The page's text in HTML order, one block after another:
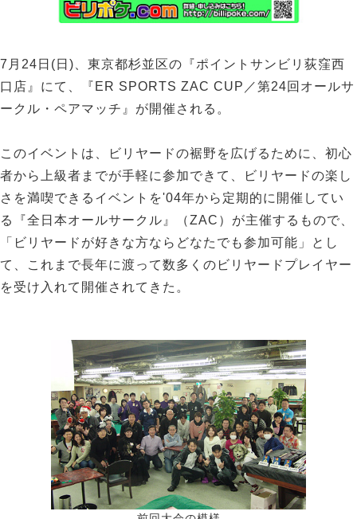
7月24日(日)、東京都杉並区の『ポイントサンビリ荻窪西
口店』にて、『ER SPORTS ZAC CUP／第24回オールサ
ークル・ペアマッチ』が開催される。
このイベントは、ビリヤードの裾野を広げるために、初心
者から上級者までが手軽に参加できて、ビリヤードの楽し
さを満喫できるイベントを'04年から定期的に開催してい
る『全日本オールサークル』（ZAC）が主催するもので、
「ビリヤードが好きな方ならどなたでも参加可能」とし
て、これまで長年に渡って数多くのビリヤードプレイヤー
を受け入れて開催されてきた。